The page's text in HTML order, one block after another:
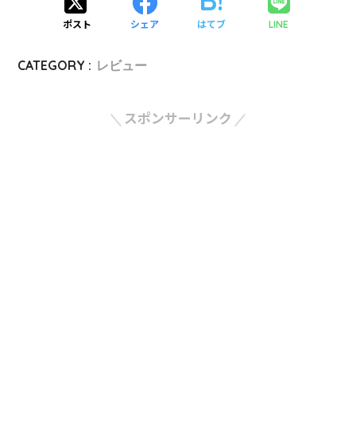
ポスト シェア はてブ LINE
CATEGORY : レビュー
スポンサーリンク